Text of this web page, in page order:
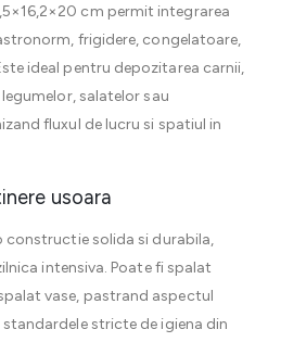
cm permit integrarea
frigidere, congelatoare,
ideal pentru depozitarea carnii,
salatelor sau
fluxul de lucru si spatiul in
usoara
constructie solida si durabila,
intensiva. Poate fi spalat
vase, pastrand aspectul
stricte de igiena din